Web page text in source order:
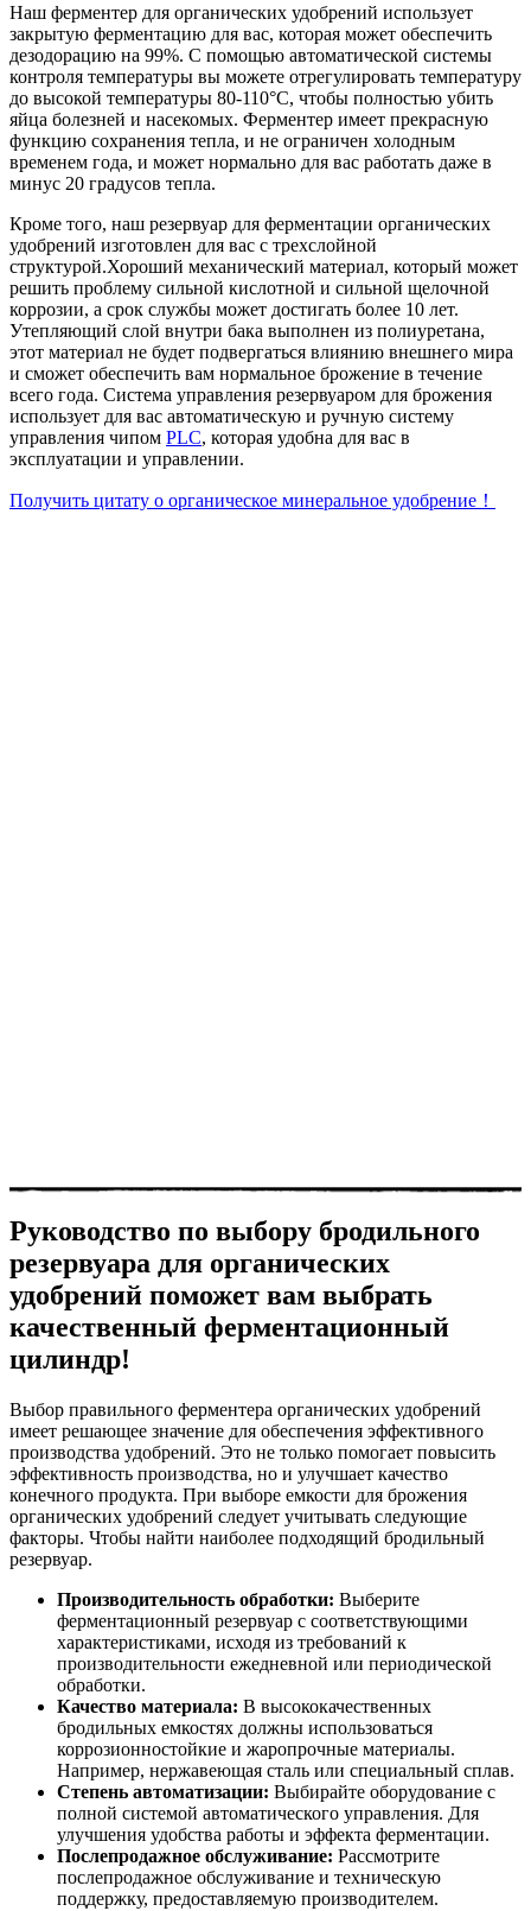
Наш ферментер для органических удобрений использует
закрытую ферментацию для вас, которая может обеспечить
дезодорацию на 99%. С помощью автоматической системы
контроля температуры вы можете отрегулировать температуру
до высокой температуры 80-110°C, чтобы полностью убить
яйца болезней и насекомых. Ферментер имеет прекрасную
функцию сохранения тепла, и не ограничен холодным
временем года, и может нормально для вас работать даже в
минус 20 градусов тепла.
Кроме того, наш резервуар для ферментации органических
удобрений изготовлен для вас с трехслойной
структурой.Хороший механический материал, который может
решить проблему сильной кислотной и сильной щелочной
коррозии, а срок службы может достигать более 10 лет.
Утепляющий слой внутри бака выполнен из полиуретана,
этот материал не будет подвергаться влиянию внешнего мира
и сможет обеспечить вам нормальное брожение в течение
всего года. Система управления резервуаром для брожения
использует для вас автоматическую и ручную систему
управления чипом PLC, которая удобна для вас в
эксплуатации и управлении.
Получить цитату о органическое минеральное удобрение！
Руководство по выбору бродильного
резервуара для органических
удобрений поможет вам выбрать
качественный ферментационный
цилиндр!
Выбор правильного ферментера органических удобрений
имеет решающее значение для обеспечения эффективного
производства удобрений. Это не только помогает повысить
эффективность производства, но и улучшает качество
конечного продукта. При выборе емкости для брожения
органических удобрений следует учитывать следующие
факторы. Чтобы найти наиболее подходящий бродильный
резервуар.
Производительность обработки: Выберите
ферментационный резервуар с соответствующими
характеристиками, исходя из требований к
производительности ежедневной или периодической
обработки.
Качество материала: В высококачественных
бродильных емкостях должны использоваться
коррозионностойкие и жаропрочные материалы.
Например, нержавеющая сталь или специальный сплав.
Степень автоматизации: Выбирайте оборудование с
полной системой автоматического управления. Для
улучшения удобства работы и эффекта ферментации.
Послепродажное обслуживание: Рассмотрите
послепродажное обслуживание и техническую
поддержку, предоставляемую производителем.